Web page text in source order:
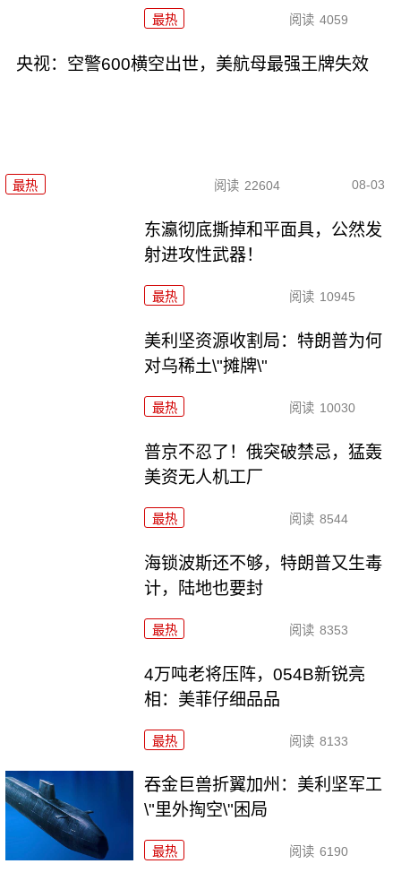
最热 阅读 4059
央视：空警600横空出世，美航母最强王牌失效
最热 阅读 22604 08-03
东瀛彻底撕掉和平面具，公然发
射进攻性武器！
最热 阅读 10945
美利坚资源收割局：特朗普为何
对乌稀土\"摊牌\"
最热 阅读 10030
普京不忍了！俄突破禁忌，猛轰
美资无人机工厂
最热 阅读 8544
海锁波斯还不够，特朗普又生毒
计，陆地也要封
最热 阅读 8353
4万吨老将压阵，054B新锐亮
相：美菲仔细品品
最热 阅读 8133
吞金巨兽折翼加州：美利坚军工
\"里外掏空\"困局
最热 阅读 6190